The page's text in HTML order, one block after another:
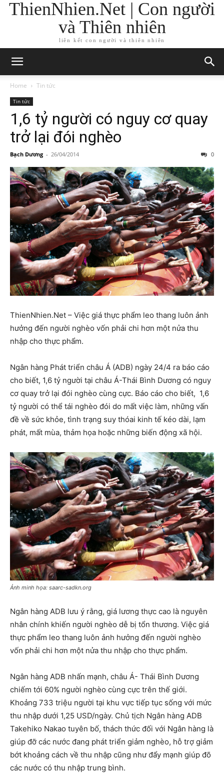
ThienNhien.Net | Con người
và Thiên nhiên
liên kết con người và thiên nhiên
Home Tin tức
Tin tức
1,6 tỷ người có nguy cơ quay
trở lại đói nghèo
Bạch Dương - 26/04/2014 0
ThienNhien.Net – Việc giá thực phẩm leo thang luôn ảnh
hưởng đến người nghèo vốn phải chi hơn một nửa thu
nhập cho thực phẩm.
Ngân hàng Phát triển châu Á (ADB) ngày 24/4 ra báo cáo
cho biết, 1,6 tỷ người tại châu Á-Thái Bình Dương có nguy
cơ quay trở lại đói nghèo cùng cực. Báo cáo cho biết, 1,6
tỷ người có thể tái nghèo đói do mất việc làm, những vấn
đề về sức khỏe, tình trạng suy thóai kinh tế kéo dài, lạm
phát, mất mùa, thảm họa hoặc những biến động xã hội.
Ảnh minh họa: saarc-sadkn.org
Ngân hàng ADB lưu ý rằng, giá lương thực cao là nguyên
nhân chính khiến người nghèo dễ bị tổn thương. Việc giá
thực phẩm leo thang luôn ảnh hưởng đến người nghèo
vốn phải chi hơn một nửa thu nhập cho thực phẩm.
Ngân hàng ADB nhấn mạnh, châu Á- Thái Bình Dương
chiếm tới 60% người nghèo cùng cực trên thế giới.
Khoảng 733 triệu người tại khu vực tiếp tục sống với mức
thu nhập dưới 1,25 USD/ngày. Chủ tịch Ngân hàng ADB
Takehiko Nakao tuyên bố, thách thức đối với Ngân hàng là
giúp đỡ các nước đang phát triển giảm nghèo, hỗ trợ giảm
bớt khoảng cách về thu nhập cũng như đẩy mạnh giúp đõ
các nước có thu nhập trung bình.